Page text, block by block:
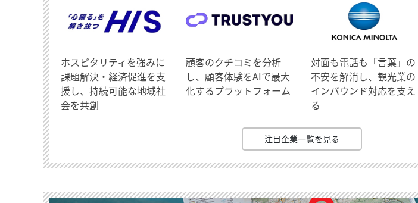
ホスピタリティを強みに
課題解決・経済促進を支
援し、持続可能な地域社
会を共創
顧客のクチコミを分析
し、顧客体験をAIで最大
化するプラットフォーム
対面も電話も「言葉」の
不安を解消し、観光業の
インバウンド対応を支え
る
注目企業一覧を見る